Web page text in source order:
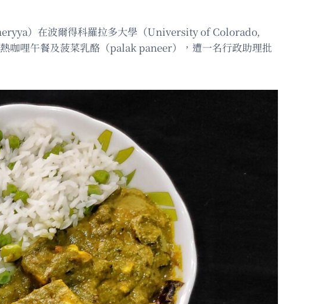
）在波爾得科羅拉多大學（University of Colorado,
咖哩午餐及菠菜乳酪（palak paneer），遭一名行政助理批